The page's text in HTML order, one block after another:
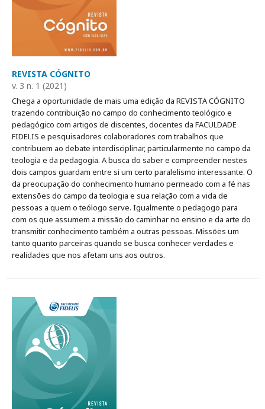
REVISTA CÓGNITO
v. 3 n. 1 (2021)
Chega a oportunidade de mais uma edição da REVISTA CÓGNITO
trazendo contribuição no campo do conhecimento teológico e
pedagógico com artigos de discentes, docentes da FACULDADE
FIDELIS e pesquisadores colaboradores com trabalhos que
contribuem ao debate interdisciplinar, particularmente no campo da
teologia e da pedagogia. A busca do saber e compreender nestes
dois campos guardam entre si um certo paralelismo interessante. O
da preocupação do conhecimento humano permeado com a fé nas
extensões do campo da teologia e sua relação com a vida de
pessoas a quem o teólogo serve. Igualmente o pedagogo para
com os que assumem a missão do caminhar no ensino e da arte do
transmitir conhecimento também a outras pessoas. Missões um
tanto quanto parceiras quando se busca conhecer verdades e
realidades que nos afetam uns aos outros.